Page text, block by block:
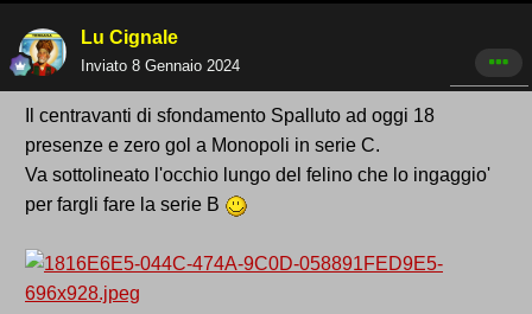
Lu Cignale
Inviato 8 Gennaio 2024
Il centravanti di sfondamento Spalluto ad oggi 18
presenze e zero gol a Monopoli in serie C.
Va sottolineato l'occhio lungo del felino che lo ingaggio'
per fargli fare la serie B